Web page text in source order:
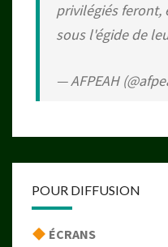
privilégiés feront,
sous l'égide de
— AFPEAH
POUR DIFFUSION
ÉCRANS